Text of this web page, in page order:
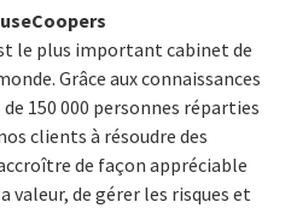
le plus important cabinet de
Grâce aux connaissances
150 000 personnes réparties
clients à résoudre des
de façon appréciable
de gérer les risques et